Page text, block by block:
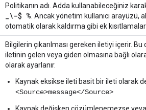
Politikanın adı. Adda kullanabileceğiniz
_\-$ % . Ancak yönetim kullanıcı
otomatik olarak kaldırma gibi ek
Bilgilerin çıkarılması gereken iletiyi içerir.
iletinin gelen veya giden olmasına bağlı
olarak ayarlanır.
Kaynak eksikse ileti basit bir ileti olarak
<Source>message</Source>